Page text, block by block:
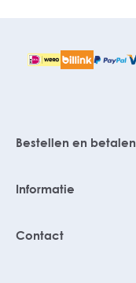
Bestellen en betalen
Informatie
Contact